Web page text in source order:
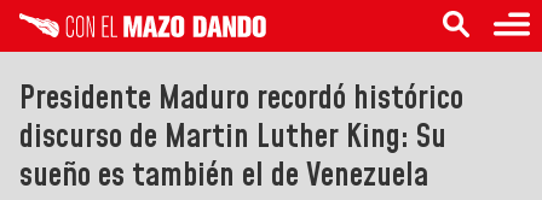
Presidente Maduro recordó histórico
discurso de Martin Luther King: Su
sueño es también el de Venezuela